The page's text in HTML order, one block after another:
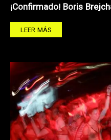
¡Confirmado! Boris
LEER MÁS